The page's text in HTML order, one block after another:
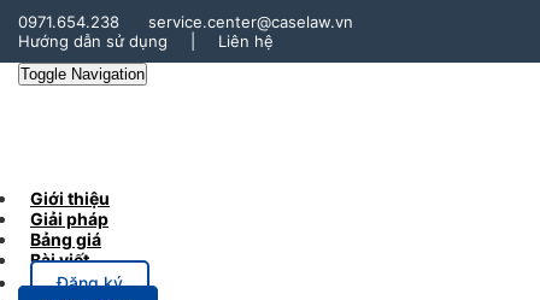
0971.654.238
service.center@caselaw.vn
Hướng dẫn sử dụng
Liên hệ
Toggle Navigation
Giới thiệu
Giải pháp
Bảng giá
Bài viết
Đăng ký